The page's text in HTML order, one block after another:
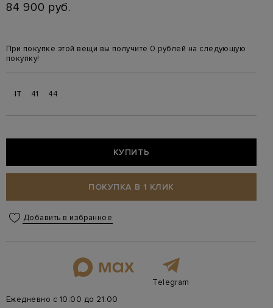
84 900 руб.
При покупке этой вещи вы получите 0 рублей на следующую
покупку!
IT 41 44
КУПИТЬ
ПОКУПКА В 1 КЛИК
Добавить в избранное
Telegram
Ежедневно с 10:00 до 21:00